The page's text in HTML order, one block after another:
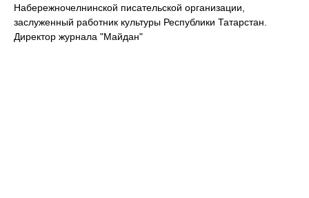
Набережночелнинской писательской организации,
заслуженный работник культуры Республики Татарстан.
Директор журнала "Майдан"